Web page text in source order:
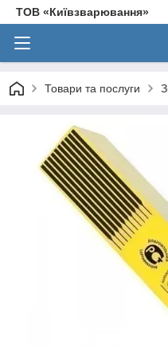
ТОВ «Київзварювання»
Товари та послуги